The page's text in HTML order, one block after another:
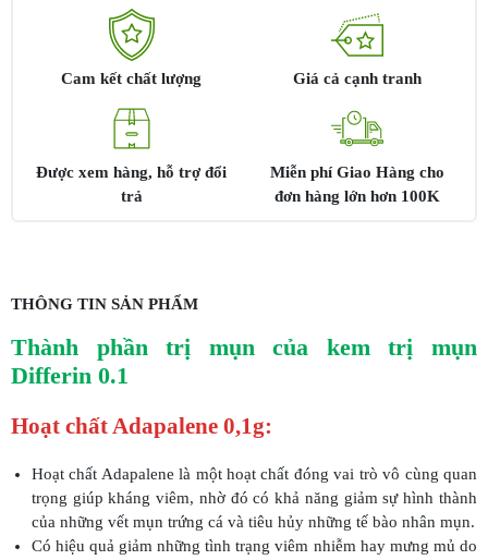
Cam kết chất lượng Giá cả cạnh tranh
Được xem hàng, hỗ trợ đổi
trả
Miễn phí Giao Hàng cho
đơn hàng lớn hơn 100K
THÔNG TIN SẢN PHẨM
Thành phần trị mụn của kem trị mụn
Differin 0.1
Hoạt chất Adapalene 0,1g:
Hoạt chất Adapalene là một hoạt chất đóng vai trò vô cùng quan
trọng giúp kháng viêm, nhờ đó có khả năng giảm sự hình thành
của những vết mụn trứng cá và tiêu hủy những tế bào nhân mụn.
Có hiệu quả giảm những tình trạng viêm nhiễm hay mưng mủ do